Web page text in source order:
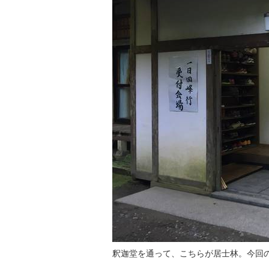
釈迦堂を通って、こちらが居士林。今回